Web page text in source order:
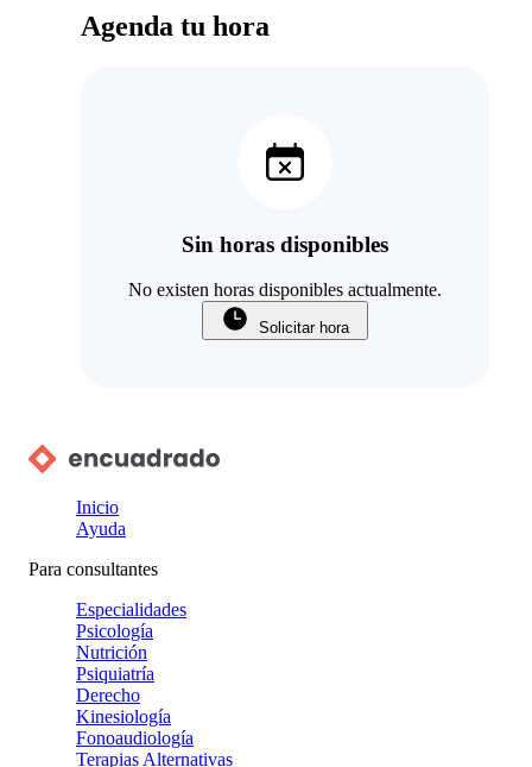
Agenda tu hora
Sin horas disponibles
No existen horas disponibles actualmente.
Solicitar hora
Inicio
Ayuda
Para consultantes
Especialidades
Psicología
Nutrición
Psiquiatría
Derecho
Kinesiología
Fonoaudiología
Terapias Alternativas